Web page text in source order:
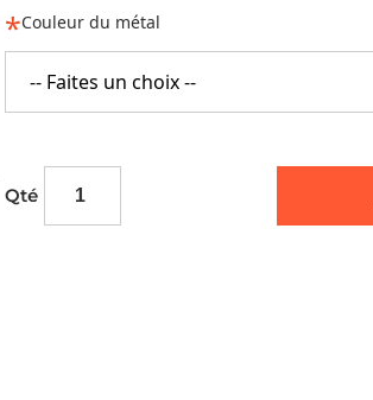
Couleur du métal
-- Faites un choix --
Qté